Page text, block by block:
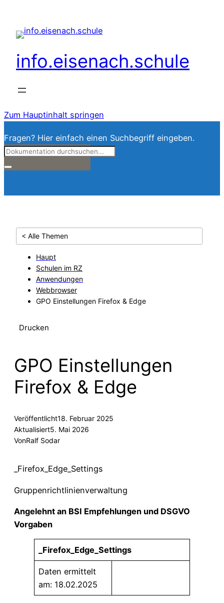
info.eisenach.schule
Zum Hauptinhalt springen
Fragen? Hier einfach einen Suchbegriff eingeben.
< Alle Themen
Haupt
Schulen im RZ
Anwendungen
Webbrowser
GPO Einstellungen Firefox & Edge
Drucken
GPO Einstellungen
Firefox & Edge
Veröffentlicht18. Februar 2025
Aktualisiert5. Mai 2026
VonRalf Sodar
_Firefox_Edge_Settings
Gruppenrichtlinienverwaltung
Angelehnt an BSI Empfehlungen und DSGVO
Vorgaben
_Firefox_Edge_Settings
Daten ermittelt
am: 18.02.2025